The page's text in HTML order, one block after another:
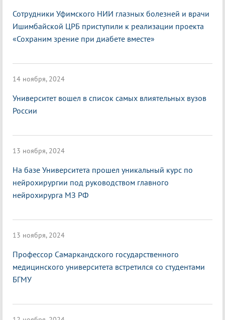
Сотрудники Уфимского НИИ глазных болезней и врачи
Ишимбайской ЦРБ приступили к реализации проекта
«Сохраним зрение при диабете вместе»
14 ноября, 2024
Университет вошел в список самых влиятельных вузов
России
13 ноября, 2024
На базе Университета прошел уникальный курс по
нейрохирургии под руководством главного
нейрохирурга МЗ РФ
13 ноября, 2024
Профессор Самаркандского государственного
медицинского университета встретился со студентами
БГМУ